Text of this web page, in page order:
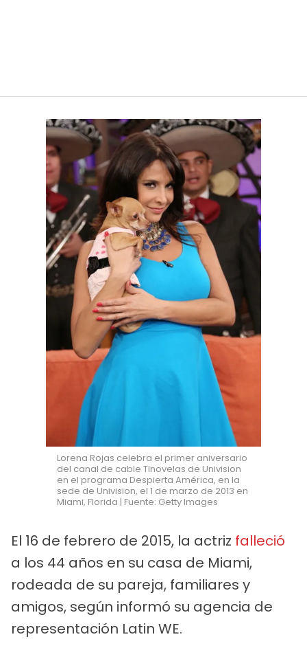
Lorena Rojas celebra el primer aniversario
del canal de cable Tlnovelas de Univision
en el programa Despierta América, en la
sede de Univision, el 1 de marzo de 2013 en
Miami, Florida | Fuente: Getty Images
El 16 de febrero de 2015, la actriz falleció
a los 44 años en su casa de Miami,
rodeada de su pareja, familiares y
amigos, según informó su agencia de
representación Latin WE.